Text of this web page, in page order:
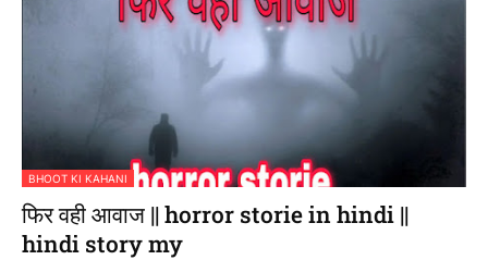
BHOOT KI KAHANI
फिर वही आवाज || horror storie in hindi ||
hindi story my